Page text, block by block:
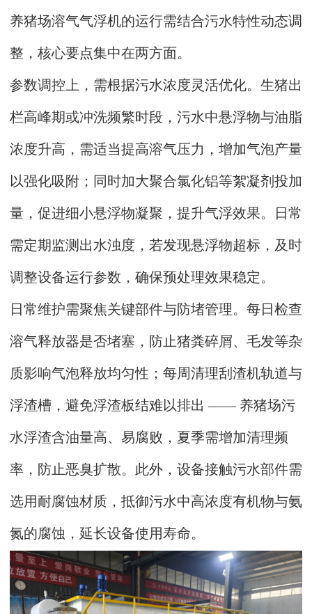
养猪场溶气气浮机的运行需结合污水特性动态调
整，核心要点集中在两方面。
参数调控上，需根据污水浓度灵活优化。生猪出
栏高峰期或冲洗频繁时段，污水中悬浮物与油脂
浓度升高，需适当提高溶气压力，增加气泡产量
以强化吸附；同时加大聚合氯化铝等絮凝剂投加
量，促进细小悬浮物凝聚，提升气浮效果。日常
需定期监测出水浊度，若发现悬浮物超标，及时
调整设备运行参数，确保预处理效果稳定。
日常维护需聚焦关键部件与防堵管理。每日检查
溶气释放器是否堵塞，防止猪粪碎屑、毛发等杂
质影响气泡释放均匀性；每周清理刮渣机轨道与
浮渣槽，避免浮渣板结难以排出 —— 养猪场污
水浮渣含油量高、易腐败，夏季需增加清理频
率，防止恶臭扩散。此外，设备接触污水部件需
选用耐腐蚀材质，抵御污水中高浓度有机物与氨
氮的腐蚀，延长设备使用寿命。